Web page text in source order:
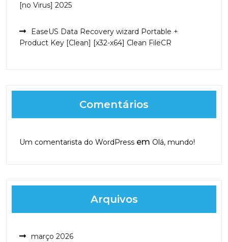
[no Virus] 2025
EaseUS Data Recovery wizard Portable +
Product Key [Clean] [x32-x64] Clean FileCR
Comentários
Um comentarista do WordPress em Olá, mundo!
Arquivos
março 2026